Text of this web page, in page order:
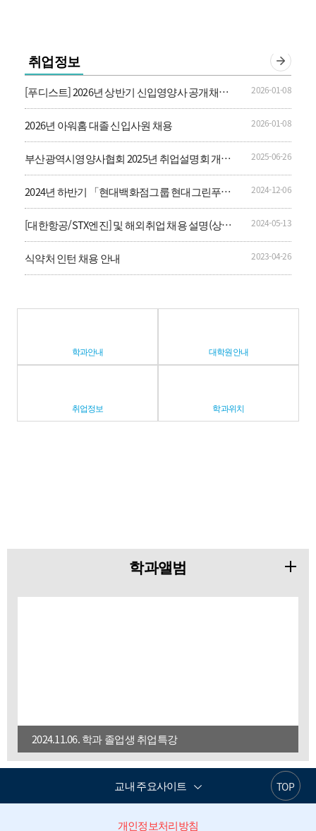
취업정보
[푸디스트] 2026년 상반기 신입영양사 공개채용
안내
2026-01-08
2026년 아워홈 대졸 신입사원 채용 2026-01-08
부산광역시영양사협회 2025년 취업설명회 개최
안내
2025-06-26
2024년 하반기 「현대백화점그룹 현대그린푸
드」 신입영양사 공개채용
2024-12-06
[대한항공/STX엔진] 및 해외취업 채용 설명(상담)
회 안내
2024-05-13
식약처 인턴 채용 안내 2023-04-26
학과안내 대학원안내
취업정보 학과위치
학과앨범
2024.11.06. 학과 졸업생 취업특강
TOP
교내 주요사이트
개인정보처리방침